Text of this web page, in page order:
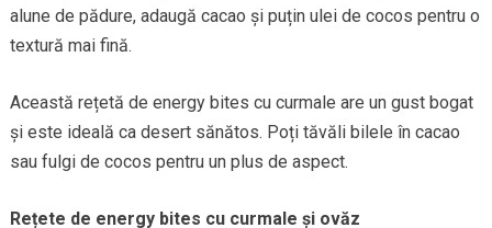
alune de pădure, adaugă cacao și puțin ulei de cocos pentru o
textură mai fină.
Această rețetă de energy bites cu curmale are un gust bogat
și este ideală ca desert sănătos. Poți tăvăli bilele în cacao
sau fulgi de cocos pentru un plus de aspect.
Rețete de energy bites cu curmale și ovăz